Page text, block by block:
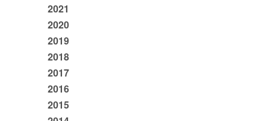
2021
2020
2019
2018
2017
2016
2015